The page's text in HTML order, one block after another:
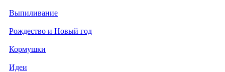
Выпиливание
Рождество и Новый год
Кормушки
Идеи